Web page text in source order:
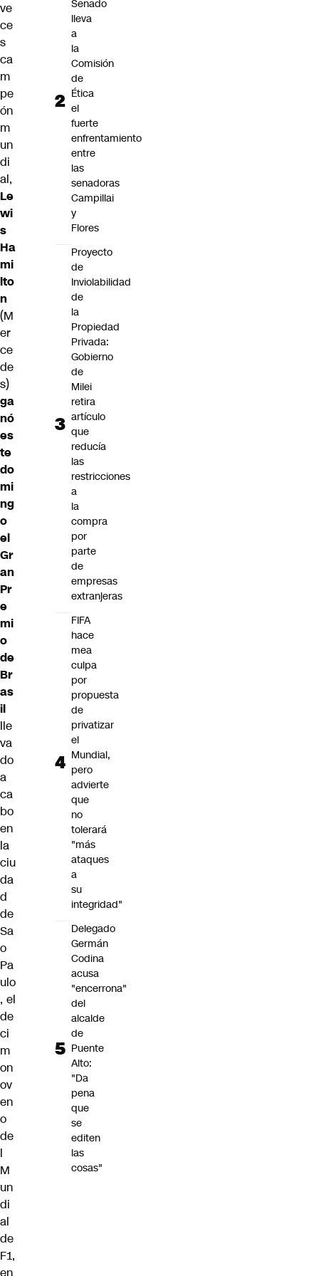
ve
ce
s
ca
m
pe
ón
m
un
di
al,
Le
wi
s
Ha
mi
lto
n
(M
er
ce
de
s)
ga
nó
es
te
do
mi
ng
o
el
Gr
an
Pr
e
mi
o
de
Br
as
il
lle
va
do
a
ca
bo
en
la
ciu
da
d
de
Sa
o
Pa
ulo
, el
de
ci
m
on
ov
en
o
de
l
M
un
di
al
de
F1,
Senado
lleva
a
la
Comisión
de
Ética
el
fuerte
enfrentamiento
entre
las
senadoras
Campillai
y
Flores
Proyecto
de
Inviolabilidad
de
la
Propiedad
Privada:
Gobierno
de
Milei
retira
artículo
que
reducía
las
restricciones
a
la
compra
por
parte
de
empresas
extranjeras
FIFA
hace
mea
culpa
por
propuesta
de
privatizar
el
Mundial,
pero
advierte
que
no
tolerará
"más
ataques
a
su
integridad"
Delegado
Germán
Codina
acusa
"encerrona"
del
alcalde
de
Puente
Alto:
"Da
pena
que
se
editen
las
cosas"